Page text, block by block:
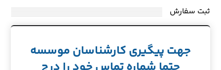
ثبت سفارش
جهت پیگیری کارشناسان موسسه